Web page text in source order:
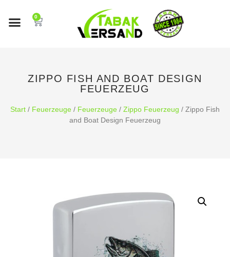
0
ZIPPO FISH AND BOAT DESIGN
FEUERZEUG
Start / Feuerzeuge / Feuerzeuge / Zippo Feuerzeug / Zippo Fish
and Boat Design Feuerzeug